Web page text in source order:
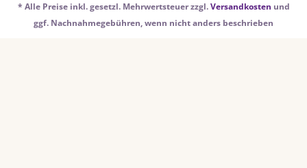
* Alle Preise inkl. gesetzl. Mehrwertsteuer zzgl.Versandkosten und
ggf. Nachnahmegebühren, wenn nicht anders beschrieben